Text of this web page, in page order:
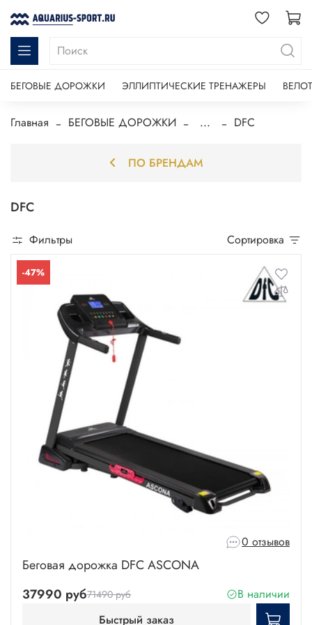
БЕГОВЫЕ ДОРОЖКИ ЭЛЛИПТИЧЕСКИЕ ТРЕНАЖЕРЫ
Главная БЕГОВЫЕ ДОРОЖКИ ... DFC
DFC
Фильтры Сортировка
-47%
0 отзывов
Беговая дорожка DFC ASCONA
37990 руб71490 руб
В наличии
Быстрый заказ
ПО БРЕНДАМ